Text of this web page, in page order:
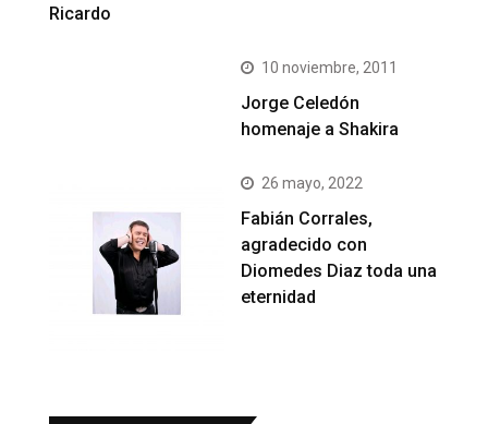
Ricardo
10 noviembre, 2011
Jorge Celedón
homenaje a Shakira
26 mayo, 2022
Fabián Corrales,
agradecido con
Diomedes Diaz toda una
eternidad